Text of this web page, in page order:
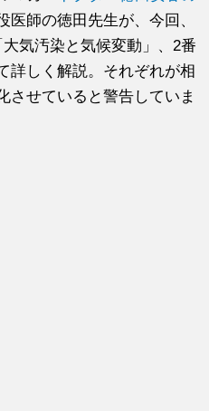
医師の徳田先生が、今回、
気汚染と気候変動」、2番
詳しく解説。それぞれが相
させていると警告していま